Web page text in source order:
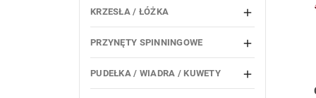
KRZESŁA / ŁÓŻKA 
PRZYNĘTY SPINNINGOWE 
PUDEŁKA / WIADRA / KUWETY 